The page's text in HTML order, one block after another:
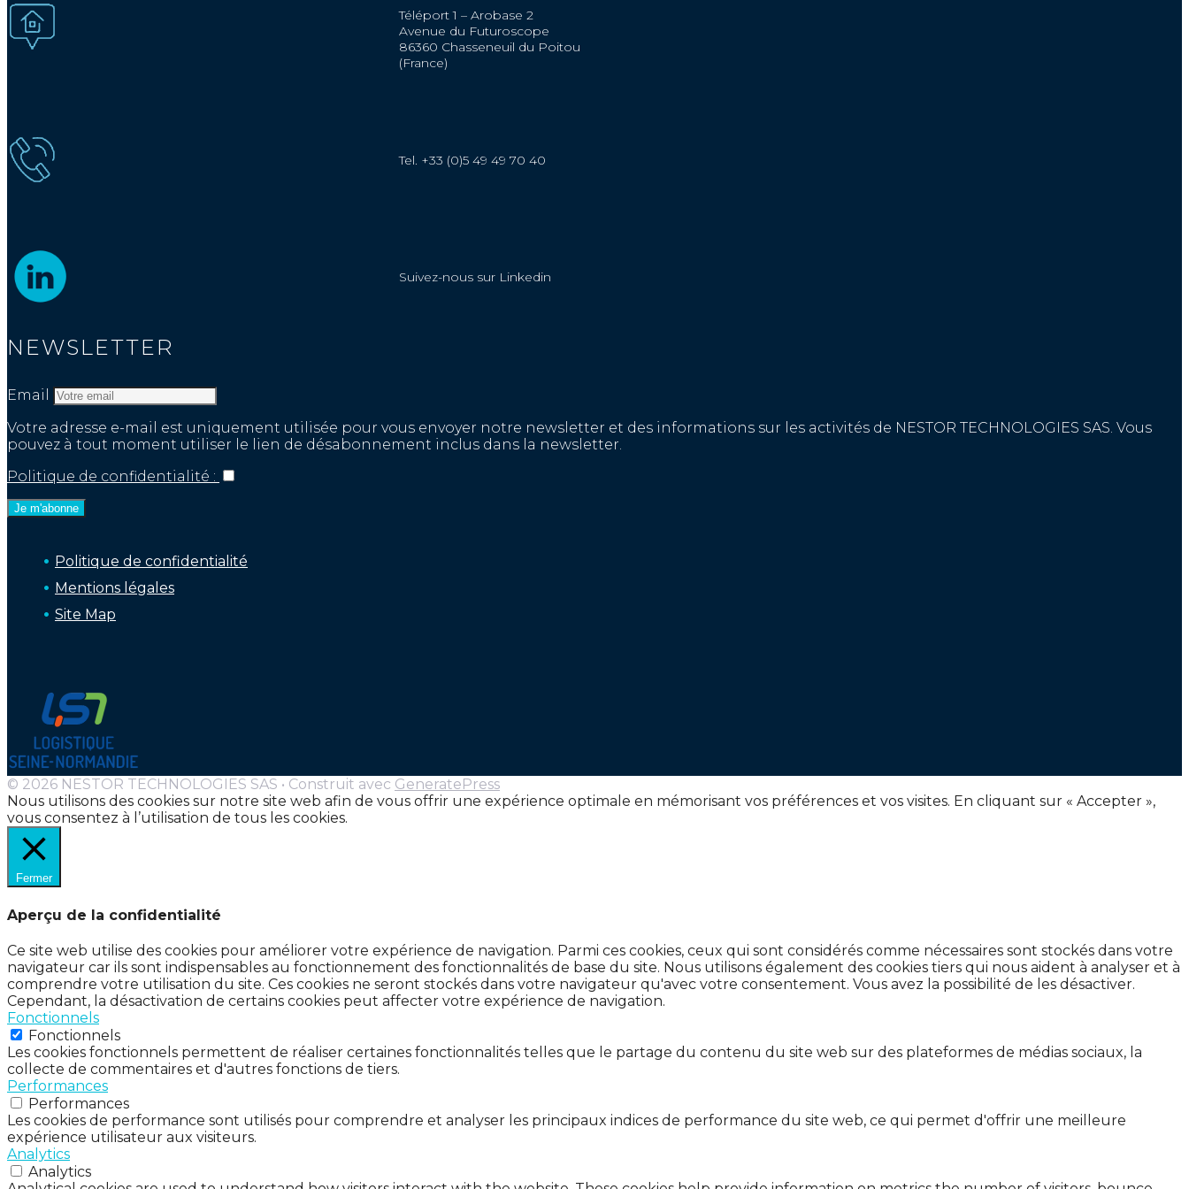
Téléport 1 – Arobase 2
Avenue du Futuroscope
86360 Chasseneuil du Poitou
(France)
Tel. +33 (0)5 49 49 70 40
Suivez-nous sur Linkedin
NEWSLETTER
Email
Votre adresse e-mail est uniquement utilisée pour vous envoyer notre newsletter et des informations sur les activités de NESTOR TECHNOLOGIES SAS. Vous
pouvez à tout moment utiliser le lien de désabonnement inclus dans la newsletter.
Politique de confidentialité :
Politique de confidentialité
Mentions légales
Site Map
© 2026 NESTOR TECHNOLOGIES SAS • Construit avec GeneratePress
Nous utilisons des cookies sur notre site web afin de vous offrir une expérience optimale en mémorisant vos préférences et vos visites. En cliquant sur « Accepter »,
vous consentez à l’utilisation de tous les cookies.
Fermer
Aperçu de la confidentialité
Ce site web utilise des cookies pour améliorer votre expérience de navigation. Parmi ces cookies, ceux qui sont considérés comme nécessaires sont stockés dans votre
navigateur car ils sont indispensables au fonctionnement des fonctionnalités de base du site. Nous utilisons également des cookies tiers qui nous aident à analyser et à
comprendre votre utilisation du site. Ces cookies ne seront stockés dans votre navigateur qu'avec votre consentement. Vous avez la possibilité de les désactiver.
Cependant, la désactivation de certains cookies peut affecter votre expérience de navigation.
Fonctionnels
Fonctionnels
Les cookies fonctionnels permettent de réaliser certaines fonctionnalités telles que le partage du contenu du site web sur des plateformes de médias sociaux, la
collecte de commentaires et d'autres fonctions de tiers.
Performances
Performances
Les cookies de performance sont utilisés pour comprendre et analyser les principaux indices de performance du site web, ce qui permet d'offrir une meilleure
expérience utilisateur aux visiteurs.
Analytics
Analytics